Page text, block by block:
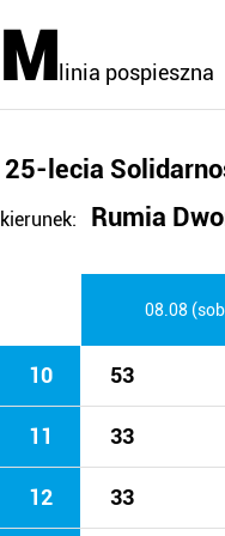
M linia pospieszna
25-lecia
kierunek: Rumia
08.08
10 53
11 33
12 33